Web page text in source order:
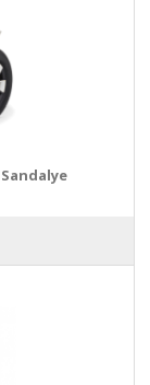
Sandalye